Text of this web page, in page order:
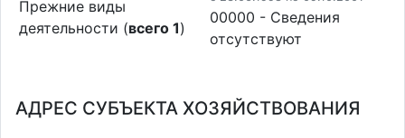
Прежние виды
деятельности (всего 1)
00000 - Cведения
отсутствуют
АДРЕС СУБЪЕКТА ХОЗЯЙСТВОВАНИЯ